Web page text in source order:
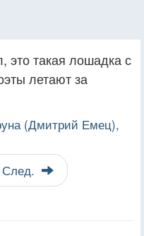
это такая лошадка с
летают за
(Дмитрий Емец),
След.